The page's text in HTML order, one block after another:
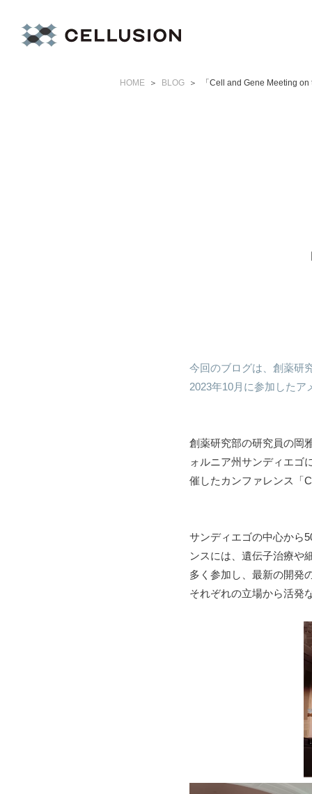
HOME BLOG 「Cell and Gene Meeting
今回のブログは、創薬研
2023年10月に参加した
創薬研究部の研究員の岡
ォルニア州サンディエゴ
催したカンファレンス「
サンディエゴの中心から
ンスには、遺伝子治療や
多く参加し、最新の開発
それぞれの立場から活発